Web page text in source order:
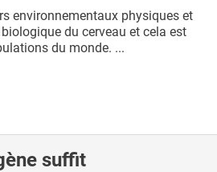
environnementaux physiques et
du cerveau et cela est
du monde. ...
suffit